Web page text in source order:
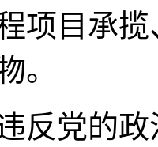
项目承
。
党的政